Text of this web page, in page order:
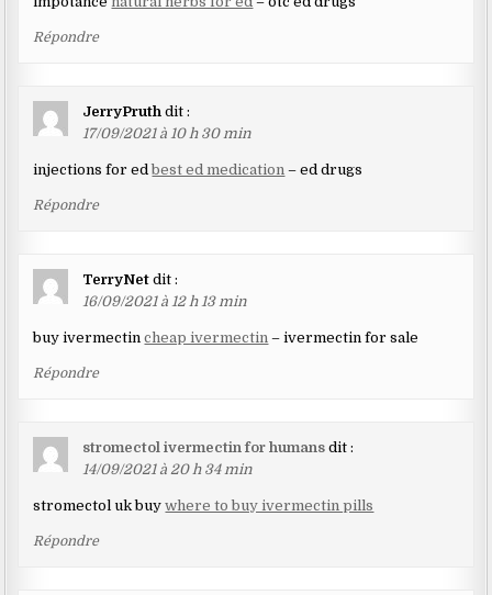
Répondre
JerryPruth dit :
17/09/2021 à 10 h 30 min
injections for edbest ed medication – ed drugs
Répondre
TerryNet dit :
16/09/2021 à 12 h 13 min
buy ivermectincheap ivermectin – ivermectin for sale
Répondre
stromectol ivermectin for humans dit :
14/09/2021 à 20 h 34 min
stromectol uk buywhere to buy ivermectin pills
Répondre